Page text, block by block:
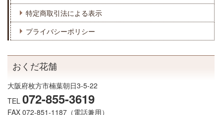
特定商取引法による表示
プライバシーポリシー
おくだ花舗
大阪府枚方市楠葉朝日3-5-22
TEL 072-855-3619
FAX 072-851-1187（電話兼用）